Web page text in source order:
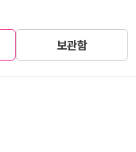
보관함